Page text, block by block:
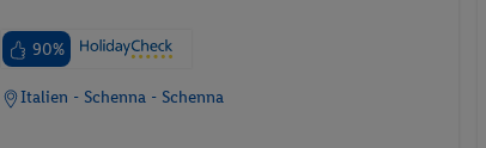
90%
Italien - Schenna - Schenna